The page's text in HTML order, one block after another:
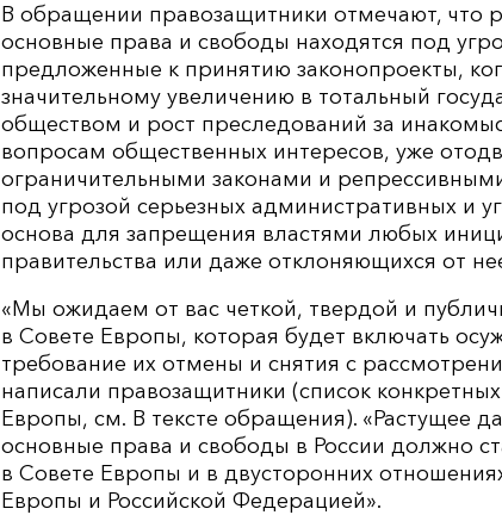
В обращении правозащитники отмечают, что
основные права и свободы находятся под
предложенные к принятию законопроекты,
значительному увеличению в тотальный
обществом и рост преследований за
вопросам общественных интересов, уже
ограничительными законами и
под угрозой серьезных административных и
основа для запрещения властями любых
правительства или даже отклоняющихся от
«Мы ожидаем от вас четкой, твердой и
в Совете Европы, которая будет включать
требование их отмены и снятия с
написали правозащитники (список
Европы, см. В тексте обращения). «Растущее
основные права и свободы в России должно
в Совете Европы и в двусторонних
Европы и Российской Федерацией».